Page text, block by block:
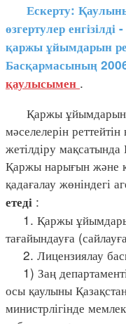
Ескерту:
өзгертулер
қаржы ұйымдарын
Басқармасының
қаулысымен .
Қаржы
мәселелерін
жетілдіру
Қаржы нарығын және
қадағалау жөніндегі
етеді :
1. Қаржы
тағайындауға
2. Лицензиялау
1) Заң
осы қаулыны
министрлігінде